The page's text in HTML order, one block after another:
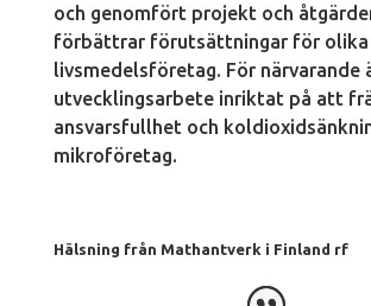
och genomfört projekt och
förbättrar förutsättningar för olika
livsmedelsföretag. För närvarande
utvecklingsarbete inriktat på att
ansvarsfullhet och
mikroföretag.
Hälsning från Mathantverk i Finland rf